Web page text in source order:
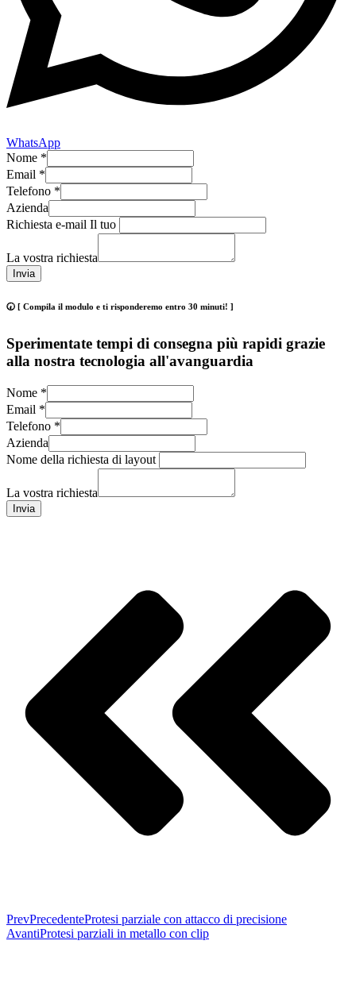
WhatsApp
Nome *
Email *
Telefono *
Azienda
Richiesta e-mail Il tuo
La vostra richiesta
Invia
🕢 [ Compila il modulo e ti risponderemo entro 30 minuti! ]
Sperimentate tempi di consegna più rapidi grazie
alla nostra tecnologia all'avanguardia
Nome *
Email *
Telefono *
Azienda
Nome della richiesta di layout
La vostra richiesta
Invia
PrevPrecedenteProtesi parziale con attacco di precisione
AvantiProtesi parziali in metallo con clip